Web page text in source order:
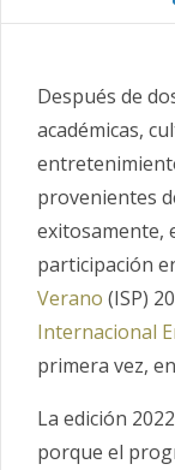
Después de
académicas,
provenientes
exitosamente,
participación
Verano (ISP)
Internacional
primera vez,
La edición
porque el